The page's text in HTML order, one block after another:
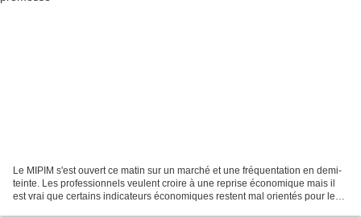
Le MIPIM s'est ouvert ce matin sur un marché et une fréquentation en demi-
teinte. Les professionnels veulent croire à une reprise économique mais il
est vrai que certains indicateurs économiques restent mal orientés pour les